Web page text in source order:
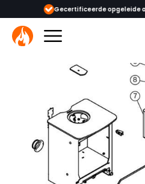
& monteurs 1000+ kachels